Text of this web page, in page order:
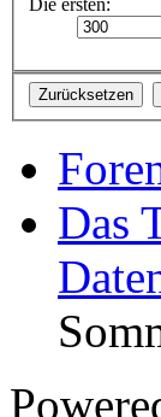
Die ersten:
Das